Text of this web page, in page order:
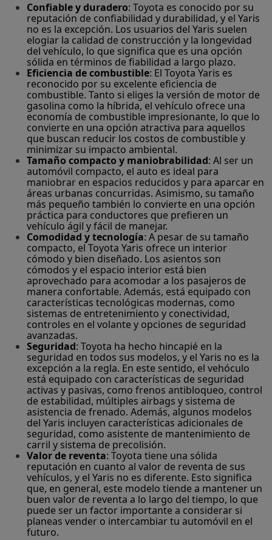
Confiable y duradero: Toyota es conocido por su
reputación de confiabilidad y durabilidad, y el Yaris
no es la excepción. Los usuarios del Yaris suelen
elogiar la calidad de construcción y la longevidad
del vehículo, lo que significa que es una opción
sólida en términos de fiabilidad a largo plazo.
Eficiencia de combustible: El Toyota Yaris es
reconocido por su excelente eficiencia de
combustible. Tanto si eliges la versión de motor de
gasolina como la híbrida, el vehículo ofrece una
economía de combustible impresionante, lo que lo
convierte en una opción atractiva para aquellos
que buscan reducir los costos de combustible y
minimizar su impacto ambiental.
Tamaño compacto y maniobrabilidad: Al ser un
automóvil compacto, el auto es ideal para
maniobrar en espacios reducidos y para aparcar en
áreas urbanas concurridas. Asimismo, su tamaño
más pequeño también lo convierte en una opción
práctica para conductores que prefieren un
vehículo ágil y fácil de manejar.
Comodidad y tecnología: A pesar de su tamaño
compacto, el Toyota Yaris ofrece un interior
cómodo y bien diseñado. Los asientos son
cómodos y el espacio interior está bien
aprovechado para acomodar a los pasajeros de
manera confortable. Además, está equipado con
características tecnológicas modernas, como
sistemas de entretenimiento y conectividad,
controles en el volante y opciones de seguridad
avanzadas.
Seguridad: Toyota ha hecho hincapié en la
seguridad en todos sus modelos, y el Yaris no es la
excepción a la regla. En este sentido, el vehóculo
está equipado con características de seguridad
activas y pasivas, como frenos antibloqueo, control
de estabilidad, múltiples airbags y sistema de
asistencia de frenado. Además, algunos modelos
del Yaris incluyen características adicionales de
seguridad, como asistente de mantenimiento de
carril y sistema de precolisión.
Valor de reventa: Toyota tiene una sólida
reputación en cuanto al valor de reventa de sus
vehículos, y el Yaris no es diferente. Esto significa
que, en general, este modelo tiende a mantener un
buen valor de reventa a lo largo del tiempo, lo que
puede ser un factor importante a considerar si
planeas vender o intercambiar tu automóvil en el
futuro.